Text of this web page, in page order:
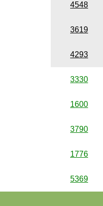
4548
3619
4293
3330
1600
3790
1776
5369